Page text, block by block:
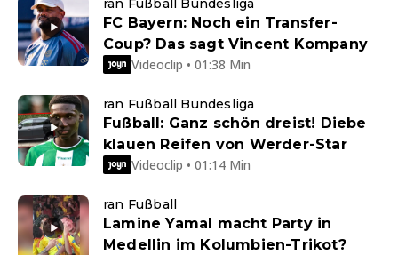
ran Fußball Bundesliga
FC Bayern: Noch ein Transfer-
Coup? Das sagt Vincent Kompany
Videoclip • 01:38 Min
ran Fußball Bundesliga
Fußball: Ganz schön dreist! Diebe
klauen Reifen von Werder-Star
Videoclip • 01:14 Min
ran Fußball
Lamine Yamal macht Party in
Medellin im Kolumbien-Trikot?